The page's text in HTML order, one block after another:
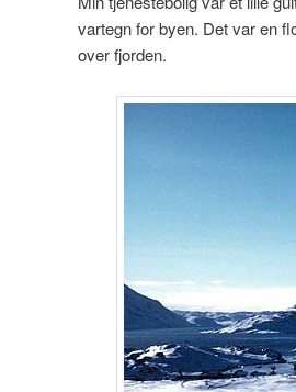
vartegn for byen. Det var en
over fjorden.